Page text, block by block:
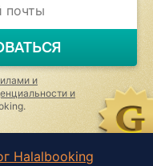
и
и
Halalbooking